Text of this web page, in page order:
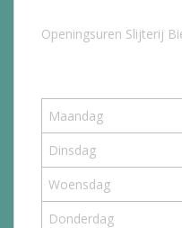
Openingsuren Slijterij
Maandag
Dinsdag
Woensdag
Donderdag